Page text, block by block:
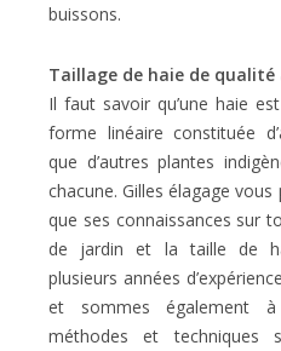
buissons.
Taillage de haie de qualité
Il faut savoir qu’une haie
forme linéaire constituée
que d’autres plantes
chacune. Gilles élagage
que ses connaissances sur
de jardin et la taille de
plusieurs années
et sommes également
méthodes et techniques